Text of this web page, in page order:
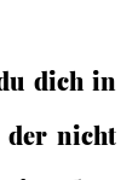
dich in
der nicht